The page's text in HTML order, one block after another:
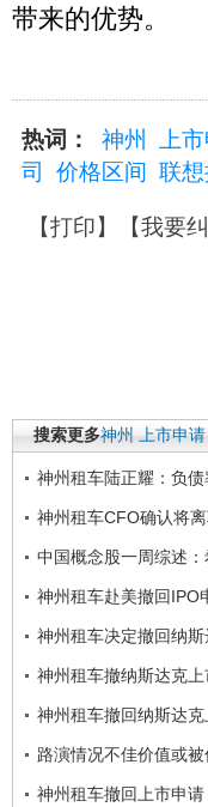
带来的优势。
热词： 神州 上
司
价格区间 联
【打印】【我要
搜索更多神州 上市申请
神州租车陆正耀：负债
神州租车CFO确认将
中国概念股一周综述
神州租车赴美撤回IPO
神州租车决定撤回纳
神州租车撤纳斯达克
神州租车撤回纳斯达
路演情况不佳价值或
神州租车撤回上市申